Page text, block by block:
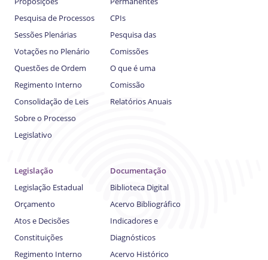
Pesquisa de Processos
Sessões Plenárias
Votações no Plenário
Questões de Ordem
Regimento Interno
Consolidação de Leis
Sobre o Processo
Legislativo
CPIs
Pesquisa das
Comissões
O que é uma
Comissão
Relatórios Anuais
Legislação
Legislação Estadual
Orçamento
Atos e Decisões
Constituições
Regimento Interno
Documentação
Biblioteca Digital
Acervo Bibliográfico
Indicadores e
Diagnósticos
Acervo Histórico